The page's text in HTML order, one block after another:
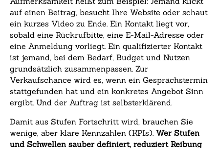
auf einen Beitrag, besucht Ihre Website oder schaut
ein kurzes Video zu Ende. Ein Kontakt liegt vor,
sobald eine Rückrufbitte, eine E-Mail-Adresse oder
eine Anmeldung vorliegt. Ein qualifizierter Kontakt
ist jemand, bei dem Bedarf, Budget und Nutzen
grundsätzlich zusammenpassen. Zur
Verkaufschance wird es, wenn ein Gesprächstermin
stattgefunden hat und ein konkretes Angebot Sinn
ergibt. Und der Auftrag ist selbsterklärend.
Damit aus Stufen Fortschritt wird, brauchen Sie
wenige, aber klare Kennzahlen (KPIs). Wer Stufen
und Schwellen sauber definiert, reduziert Reibung